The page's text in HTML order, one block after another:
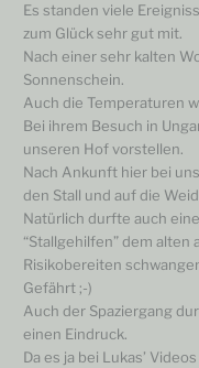
Es standen viele
zum Glück sehr gut mit.
Nach einer sehr kalten
Sonnenschein.
Auch die Temperaturen
Bei ihrem Besuch in
unseren Hof vorstellen.
Nach Ankunft hier bei
den Stall und auf die
Natürlich durfte auch
“Stallgehilfen” dem alten
Risikobereiten
Gefährt ;-)
Auch der Spaziergang
einen Eindruck.
Da es ja bei Lukas’